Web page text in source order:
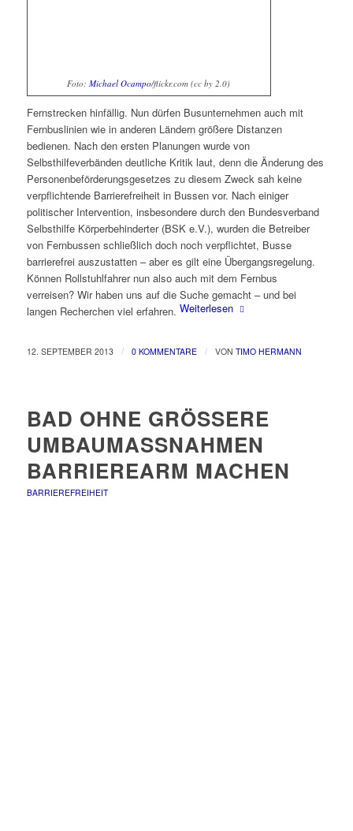
Foto:Michael Ocampo/flickr.com (cc by 2.0)
Fernstrecken hinfällig. Nun dürfen Busunternehmen auch mit
Fernbuslinien wie in anderen Ländern größere Distanzen
bedienen. Nach den ersten Planungen wurde von
Selbsthilfeverbänden deutliche Kritik laut, denn die Änderung des
Personenbeförderungsgesetzes zu diesem Zweck sah keine
verpflichtende Barrierefreiheit in Bussen vor. Nach einiger
politischer Intervention, insbesondere durch den Bundesverband
Selbsthilfe Körperbehinderter (BSK e.V.), wurden die Betreiber
von Fernbussen schließlich doch noch verpflichtet, Busse
barrierefrei auszustatten – aber es gilt eine Übergangsregelung.
Können Rollstuhlfahrer nun also auch mit dem Fernbus
verreisen? Wir haben uns auf die Suche gemacht – und bei
langen Recherchen viel erfahren. Weiterlesen
12. SEPTEMBER 2013 / 0 KOMMENTARE / VON TIMO HERMANN
BAD OHNE GRÖSSERE U
MBAUMASSNAHMEN BA
RRIEREARM MACHEN
BARRIEREFREIHEIT